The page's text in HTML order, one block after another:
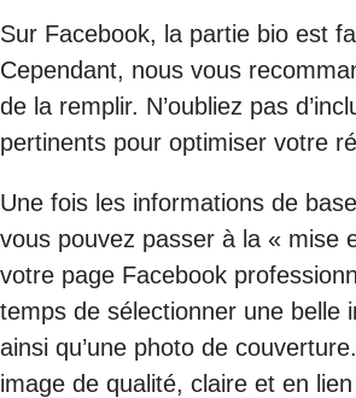
Sur Facebook, la partie bio est
Cependant, nous vous
de la remplir. N’oubliez pas
pertinents pour optimiser votre
Une fois les informations de
vous pouvez passer à la « mise
votre page Facebook
temps de sélectionner une belle
ainsi qu’une photo de
image de qualité, claire et en